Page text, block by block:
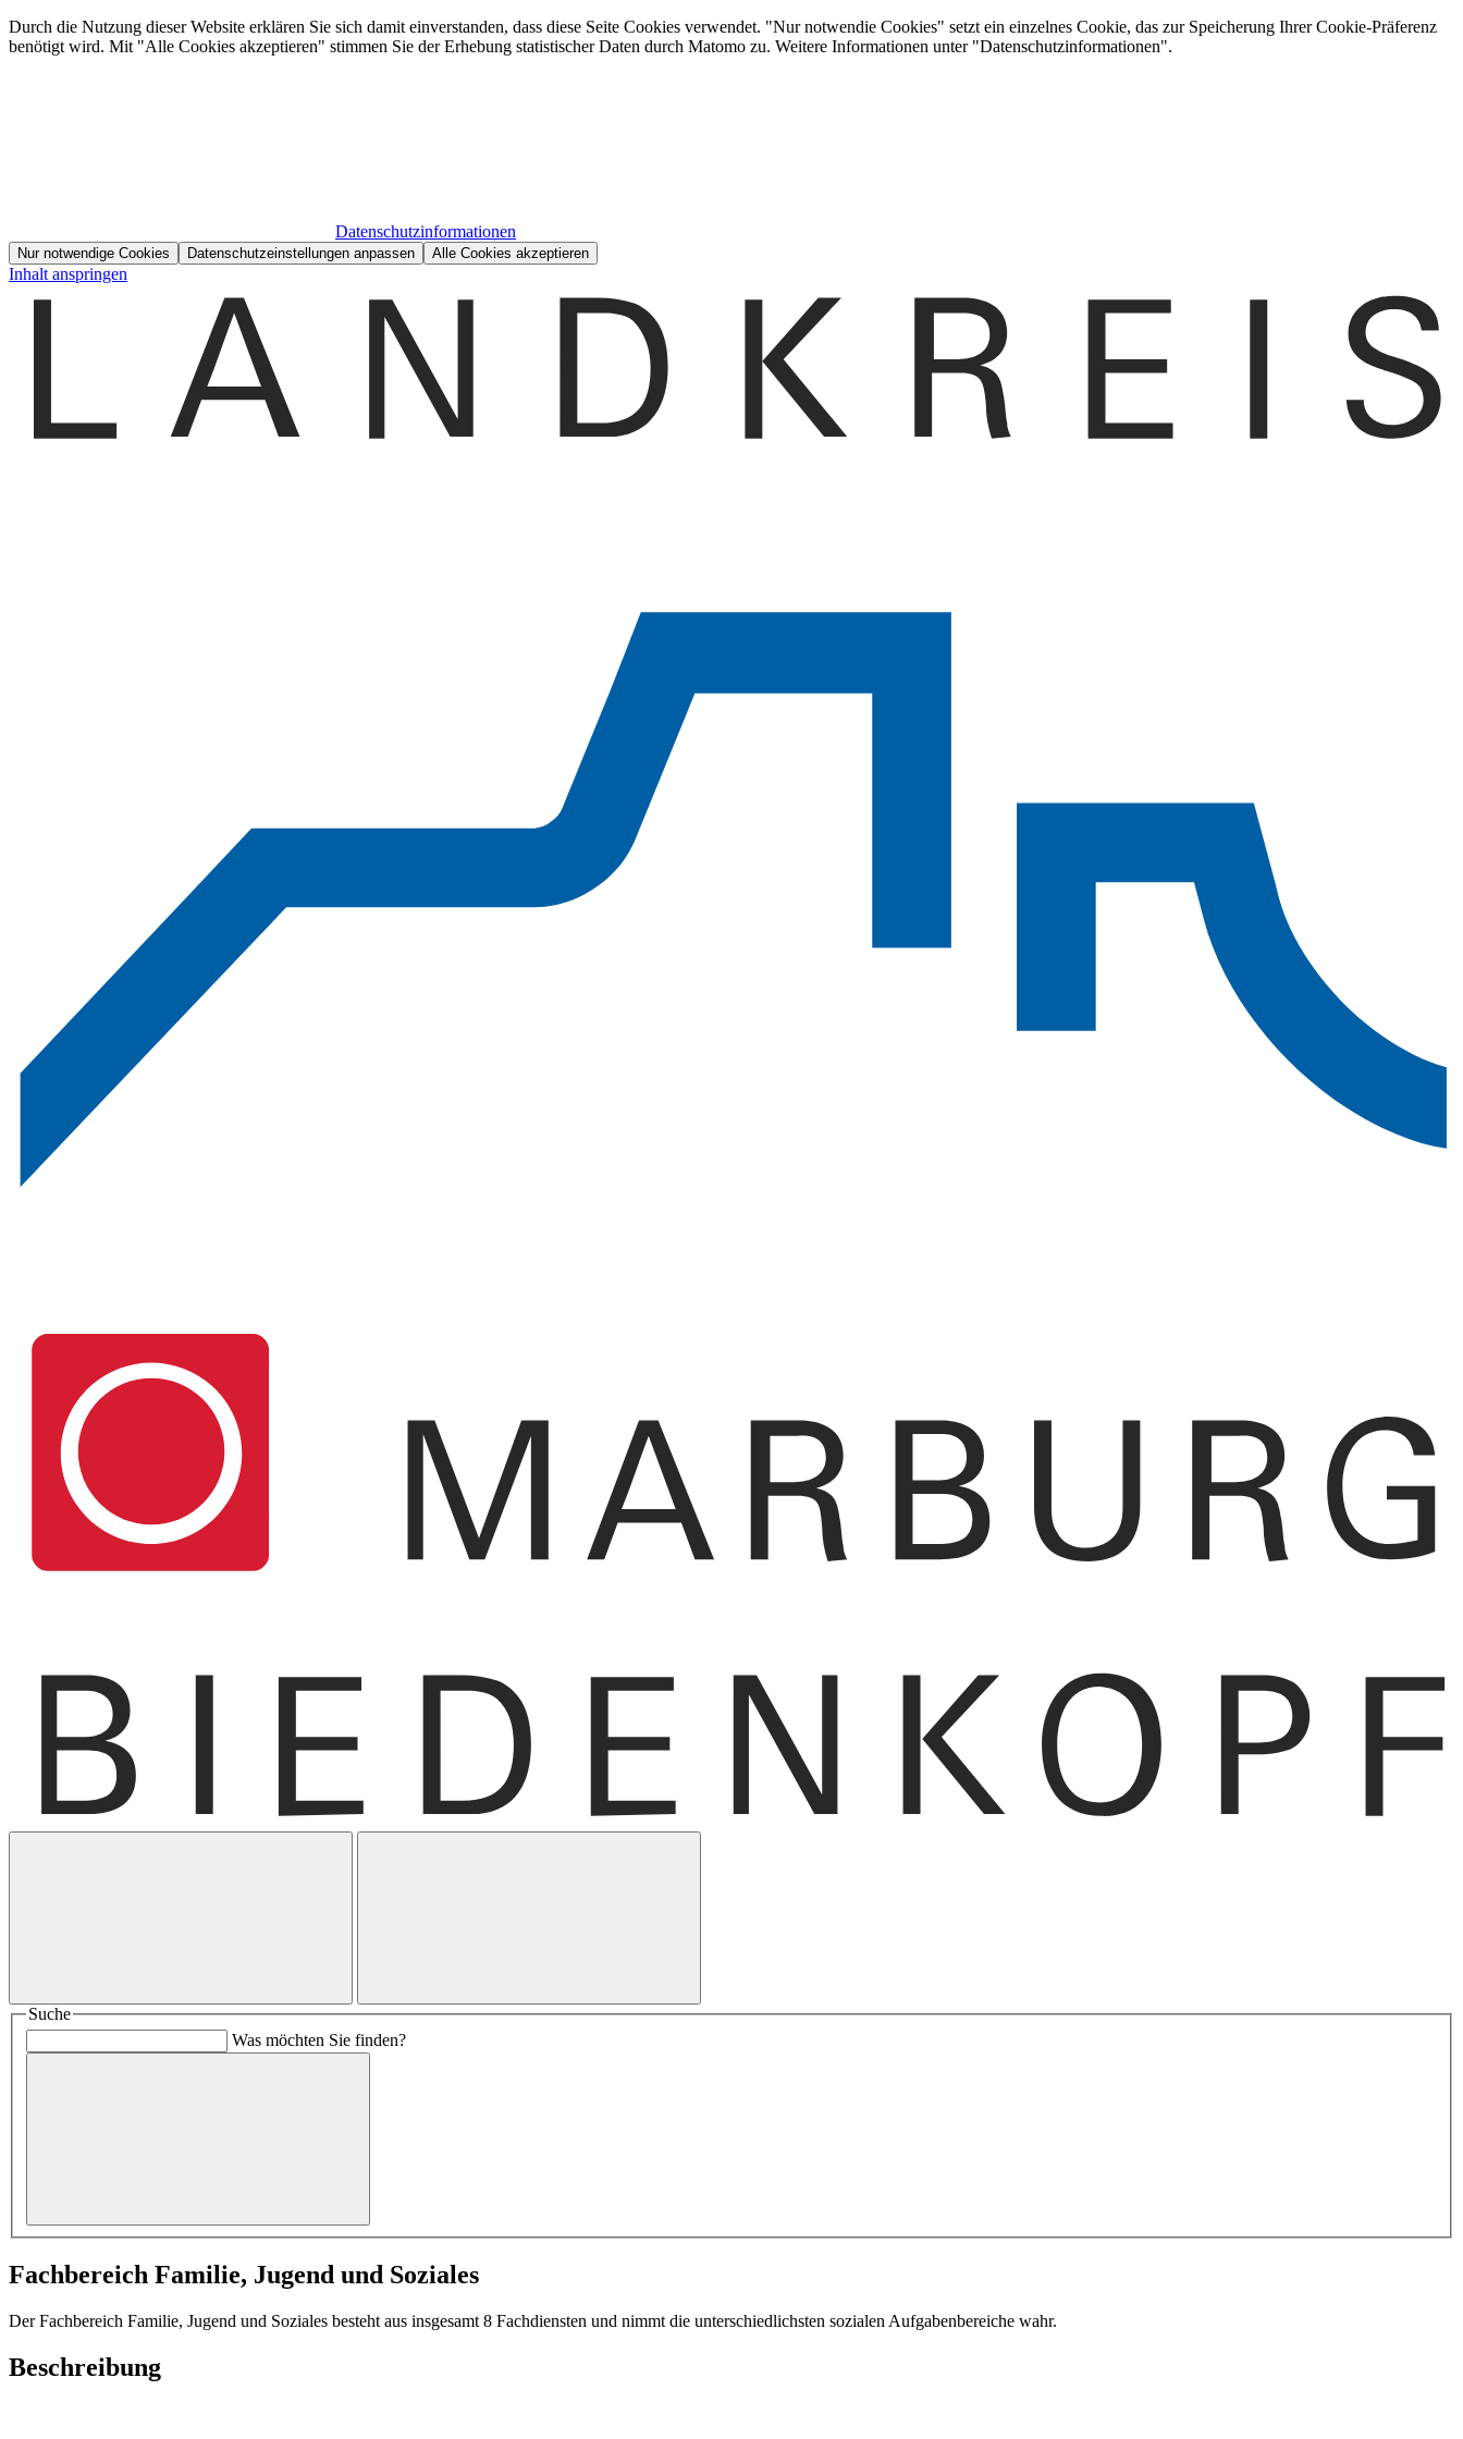
Durch die Nutzung dieser Website erklären Sie sich damit einverstanden, dass diese Seite Cookies verwendet. "Nur notwendie Cookies" setzt ein einzelnes Cookie, das zur Speicherung Ihrer Cookie-Präferenz
benötigt wird. Mit "Alle Cookies akzeptieren" stimmen Sie der Erhebung statistischer Daten durch Matomo zu. Weitere Informationen unter "Datenschutzinformationen".
Datenschutzinformationen
Nur notwendige Cookies Datenschutzeinstellungen anpassen Alle Cookies akzeptieren
Inhalt anspringen
Suche
Was möchten Sie finden?
Fachbereich Familie, Jugend und Soziales
Der Fachbereich Familie, Jugend und Soziales besteht aus insgesamt 8 Fachdiensten und nimmt die unterschiedlichsten sozialen Aufgabenbereiche wahr.
Beschreibung